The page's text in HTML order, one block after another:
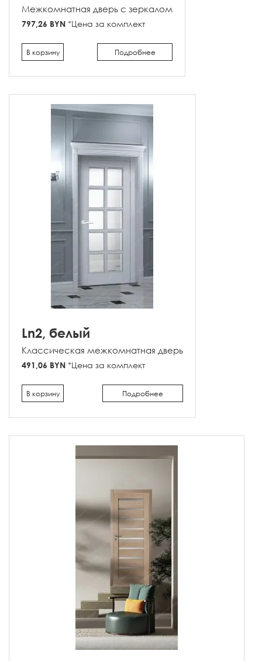
Межкомнатная дверь с зеркалом
797,26 BYN *Цена за комплект
Подробнее
В корзину
Ln2, белый
Классическая межкомнатная дверь
491,06 BYN *Цена за комплект
Подробнее
В корзину